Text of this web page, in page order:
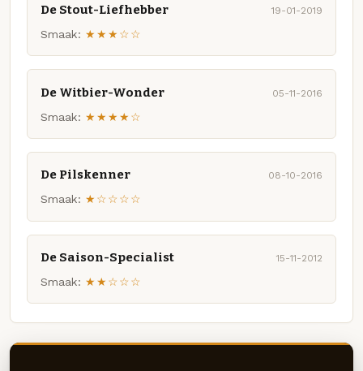
De Stout-Liefhebber 19-01-2019
Smaak: ★★★☆☆
De Witbier-Wonder 05-11-2016
Smaak: ★★★★☆
De Pilskenner 08-10-2016
Smaak: ★☆☆☆☆
De Saison-Specialist 15-11-2012
Smaak: ★★☆☆☆